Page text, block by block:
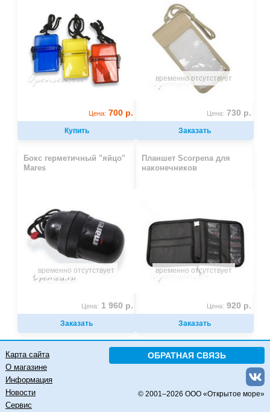
Цена: 700 р.
Купить
временно отсутствует
Цена: 730 р.
Заказать
Бокс герметичный "яйцо"
Mares
временно отсутствует
Цена: 1 960 р.
Заказать
Планшет Scorpena для
наконечников
временно отсутствует
Цена: 920 р.
Заказать
ОБРАТНАЯ СВЯЗЬ
© 2001–2026 ООО «Открытое море»
Карта сайта
О магазине
Информация
Новости
Сервис